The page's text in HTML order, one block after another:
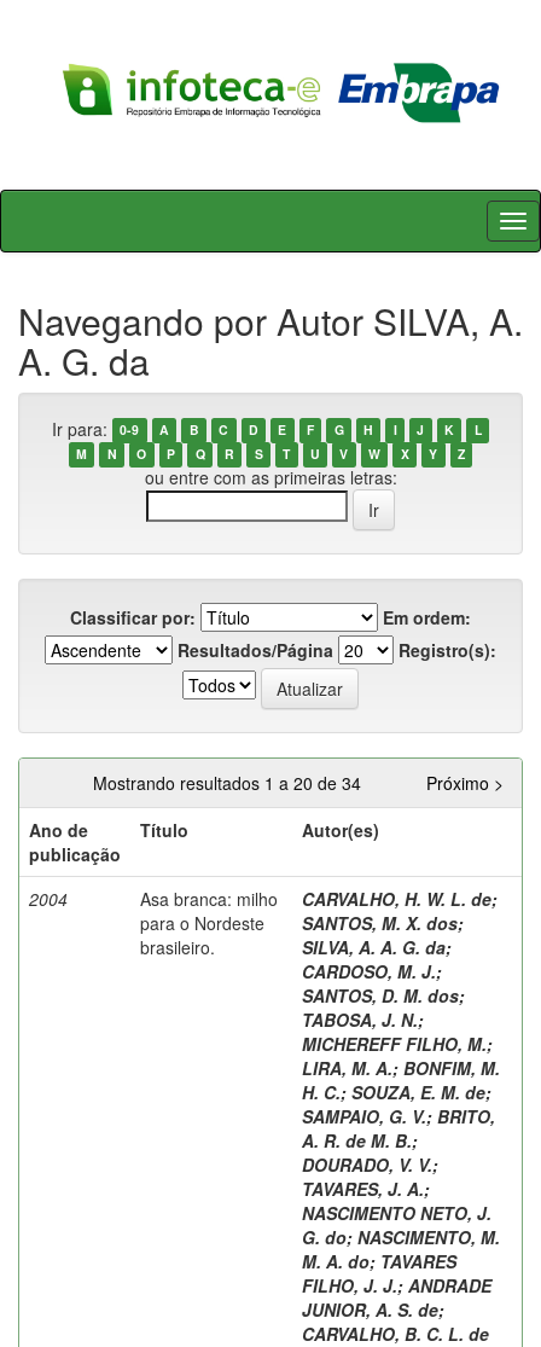
Skip
Navegando por Autor SILVA, A.
A. G. da
Ir para: 0-9 A B C D E F G H I J K
L
M
N O P Q R S T U V W X Y Z
ou entre com as primeiras letras:
Classificar por:
Em ordem:
Resultados/Página
Registro(s):
Mostrando resultados 1 a 20 de 34
Próximo >
Ano de
publicação
Título Autor(es)
2004
Asa branca: milho
para o Nordeste
brasileiro.
CARVALHO, H. W. L. de;
SANTOS, M. X. dos;
SILVA, A. A. G. da;
CARDOSO, M. J.;
SANTOS, D. M. dos;
TABOSA, J. N.;
MICHEREFF FILHO, M.;
LIRA, M. A.; BONFIM, M.
H. C.; SOUZA, E. M. de;
SAMPAIO, G. V.; BRITO,
A. R. de M. B.;
DOURADO, V. V.;
TAVARES, J. A.;
NASCIMENTO NETO, J.
G. do; NASCIMENTO, M.
M. A. do; TAVARES
FILHO, J. J.; ANDRADE
JUNIOR, A. S. de;
CARVALHO, B. C. L. de